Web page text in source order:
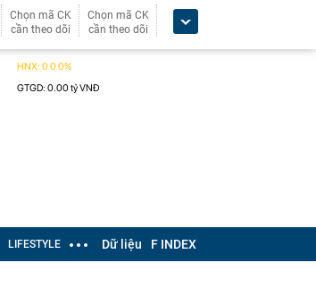
Chọn mã CK
cần theo dõi
Chọn mã CK
cần theo dõi
LIFESTYLE Dữ liệu F INDEX